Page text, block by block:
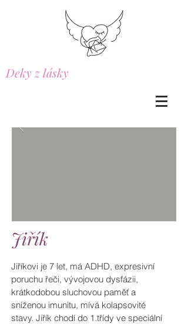
Deky z lásky
Jiřík
Jiříkovi je 7 let, má ADHD, expresivní
poruchu řeči, vývojovou dysfázii,
krátkodobou sluchovou paměť a
sníženou imunitu, mívá kolapsovité
stavy. Jiřík chodí do 1.třídy ve speciální